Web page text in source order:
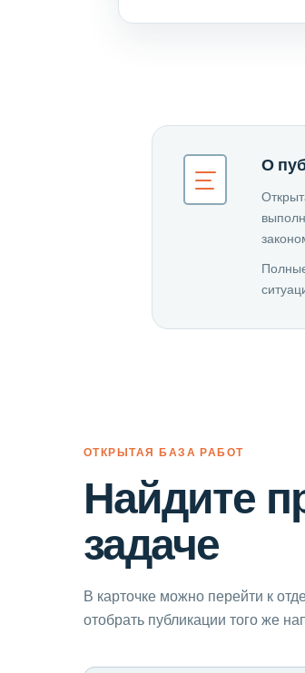
О
ОТКРЫТАЯ БАЗА РАБОТ
Найдите
задаче
В карточке можно перейти к
отобрать публикации того же